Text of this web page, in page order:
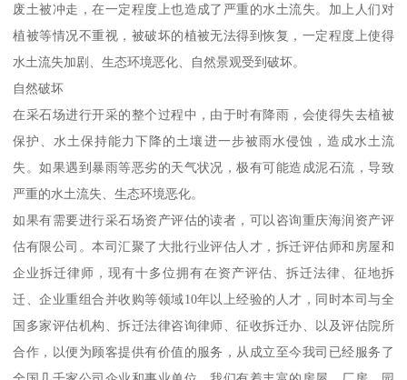
废土被冲走，在一定程度上也造成了严重的水土流失。加上人们对
植被等情况不重视，被破坏的植被无法得到恢复，一定程度上使得
水土流失加剧、生态环境恶化、自然景观受到破坏。
自然破坏
在采石场进行开采的整个过程中，由于时有降雨，会使得失去植被
保护、水土保持能力下降的土壤进一步被雨水侵蚀，造成水土流
失。如果遇到暴雨等恶劣的天气状况，极有可能造成泥石流，导致
严重的水土流失、生态环境恶化。
如果有需要进行采石场资产评估的读者，可以咨询重庆海润资产评
估有限公司。本司汇聚了大批行业评估人才，拆迁评估师和房屋和
企业拆迁律师，现有十多位拥有在资产评估、拆迁法律、征地拆
迁、企业重组合并收购等领域10年以上经验的人才，同时本司与全
国多家评估机构、拆迁法律咨询律师、征收拆迁办、以及评估院所
合作，以便为顾客提供有价值的服务，从成立至今我司已经服务了